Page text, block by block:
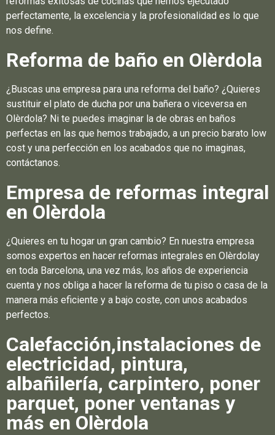
perfectamente, la excelencia y la profesionalidad es lo que
nos define.
Reforma de baño en Olèrdola
¿Buscas una empresa para una reforma del baño? ¿Quieres
sustituir el plato de ducha por una bañera o viceversa en
Olèrdola? Ni te puedes imaginar la de obras en baños
perfectas en las que hemos trabajado, a un precio barato low
cost y una perfección en los acabados que no imaginas,
contáctanos.
Empresa de reformas integral
en Olèrdola
¿Quieres en tu hogar un gran cambio? En nuestra empresa
somos expertos en hacer reformas integrales en Olèrdolay
en toda Barcelona, una vez más, los años de experiencia
cuenta y nos obliga a hacer la reforma de tu piso o casa de la
manera más eficiente y a bajo coste, con unos acabados
perfectos.
Calefacción,instalaciones de
electricidad, pintura,
albañilería, carpintero, poner
parquet, poner ventanas y
más en Olèrdola